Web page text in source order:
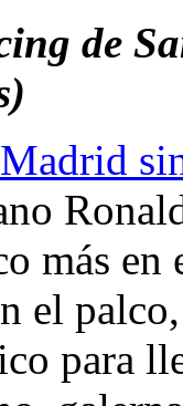
de
más en
el
para